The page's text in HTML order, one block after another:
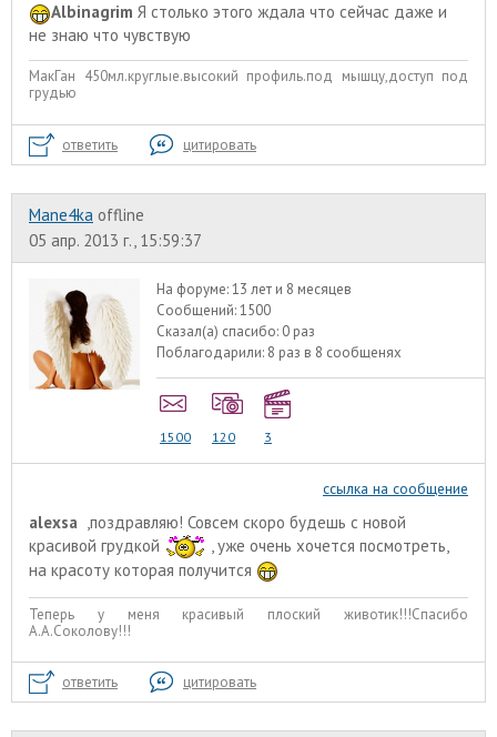
Albinagrim Я столько этого ждала что сейчас даже и
не знаю что чувствую
МакГан 450мл.круглые.высокий профиль.под мышцу,доступ под
грудью
ответить цитировать
Mane4ka offline
05 апр. 2013 г., 15:59:37
На форуме:13 лет и 8 месяцев
Сообщений:1500
Сказал(а) спасибо: 0 раз
Поблагодарили: 8 раз в 8 сообщенях
1500 120 3
ссылка на сообщение
alexsa ,поздравляю! Совсем скоро будешь с новой
красивой грудкой
, уже очень хочется посмотреть,
на красоту которая получится
Теперь у меня красивый плоский животик!!!Спасибо
А.А.Соколову!!!
ответить цитировать